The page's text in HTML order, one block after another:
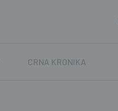
CRNA KRONIKA